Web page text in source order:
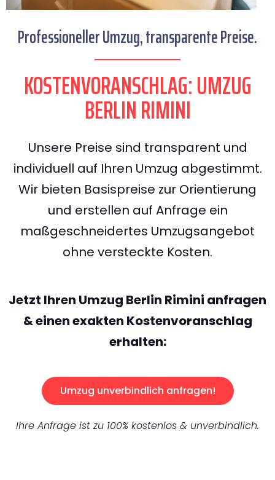
Professioneller Umzug, transparente Preise.
KOSTENVORANSCHLAG: UMZUG
BERLIN RIMINI
Unsere Preise sind transparent und
individuell auf Ihren Umzug abgestimmt.
Wir bieten Basispreise zur Orientierung
und erstellen auf Anfrage ein
maßgeschneidertes Umzugsangebot
ohne versteckte Kosten.
Jetzt Ihren Umzug Berlin Rimini anfragen
& einen exakten Kostenvoranschlag
erhalten:
Umzug unverbindlich anfragen!
Ihre Anfrage ist zu 100% kostenlos & unverbindlich.